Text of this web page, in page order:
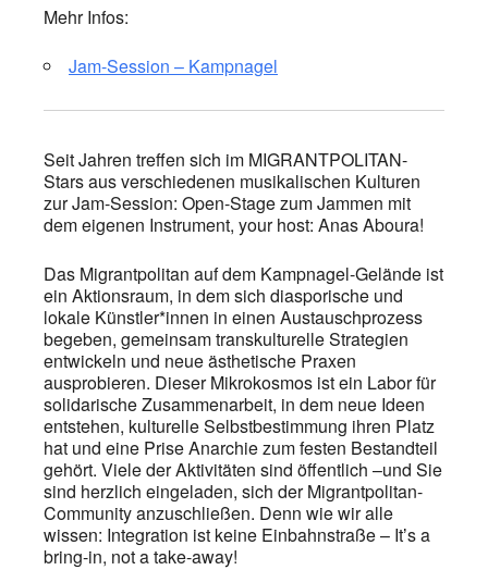
Mehr Infos:
Jam-Session – Kampnagel
Seit Jahren treffen sich im MIGRANTPOLITAN-
Stars aus verschiedenen musikalischen Kulturen
zur Jam-Session: Open-Stage zum Jammen mit
dem eigenen Instrument, your host: Anas Aboura!
Das Migrantpolitan auf dem Kampnagel-Gelände ist
ein Aktionsraum, in dem sich diasporische und
lokale Künstler*innen in einen Austauschprozess
begeben, gemeinsam transkulturelle Strategien
entwickeln und neue ästhetische Praxen
ausprobieren. Dieser Mikrokosmos ist ein Labor für
solidarische Zusammenarbeit, in dem neue Ideen
entstehen, kulturelle Selbstbestimmung ihren Platz
hat und eine Prise Anarchie zum festen Bestandteil
gehört. Viele der Aktivitäten sind öffentlich –und Sie
sind herzlich eingeladen, sich der Migrantpolitan-
Community anzuschließen. Denn wie wir alle
wissen: Integration ist keine Einbahnstraße – Itʼs a
bring-in, not a take-away!